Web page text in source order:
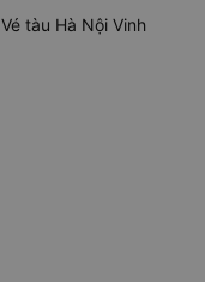
Vé tàu Hà Nội Vinh